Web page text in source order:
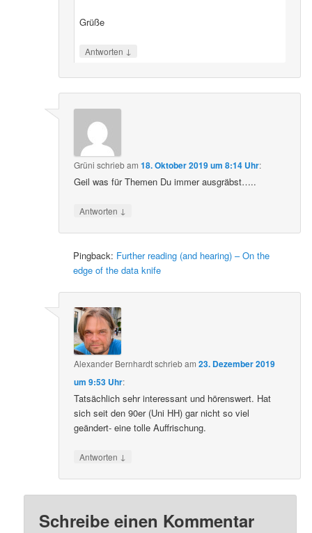
Grüße
Antworten ↓
Grüni schriebam18. Oktober 2019 um 8:14 Uhr:
Geil was für Themen Du immer ausgräbst…..
Antworten ↓
Pingback: Further reading (and hearing) – On the
edge of the data knife
Alexander Bernhardtschriebam23. Dezember 2019
um 9:53 Uhr:
Tatsächlich sehr interessant und hörenswert. Hat
sich seit den 90er (Uni HH) gar nicht so viel
geändert- eine tolle Auffrischung.
Antworten ↓
Schreibe einen Kommentar